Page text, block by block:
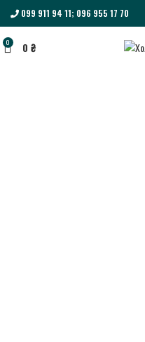
099 911 94 11; 096 955 17 70
0 0 ₴